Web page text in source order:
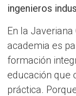
ingenieros
En la
academia es
formación
educación que
práctica.